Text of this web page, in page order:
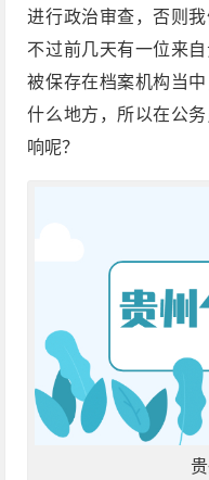
进行政治审查，否则
不过前几天有一位来
被保存在档案机构当
什么地方，所以在公
响呢？